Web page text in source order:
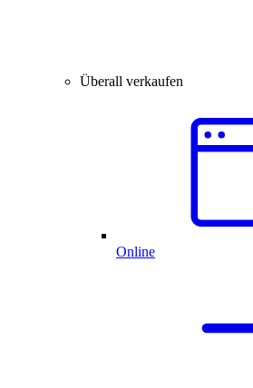
Überall verkaufen
Online